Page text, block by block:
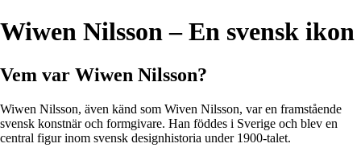
Wiwen Nilsson – En svensk ikon
Vem var Wiwen Nilsson?
Wiwen Nilsson, även känd som Wiven Nilsson, var en framstående
svensk konstnär och formgivare. Han föddes i Sverige och blev en
central figur inom svensk designhistoria under 1900-talet.